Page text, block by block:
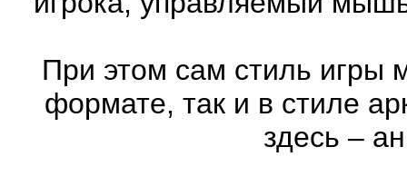
При этом сам стиль игры
формате, так и в стиле
здесь –